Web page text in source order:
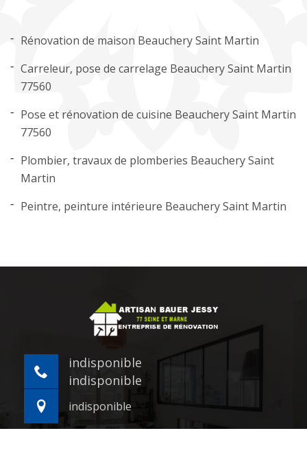
Rénovation de maison Beauchery Saint Martin
Carreleur, pose de carrelage Beauchery Saint Martin
77560
Pose et rénovation de cuisine Beauchery Saint Martin
77560
Plombier, travaux de plomberies Beauchery Saint
Martin
Peintre, peinture intérieure Beauchery Saint Martin
indisponible
indisponible
indisponible